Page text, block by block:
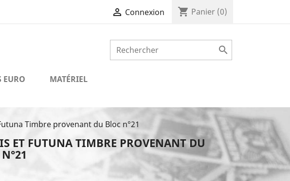
 Connexion shopping_cart Panier (0)

EURO MATÉRIEL
Timbre provenant du Bloc n°21
ET FUTUNA TIMBRE PROVENANT DU